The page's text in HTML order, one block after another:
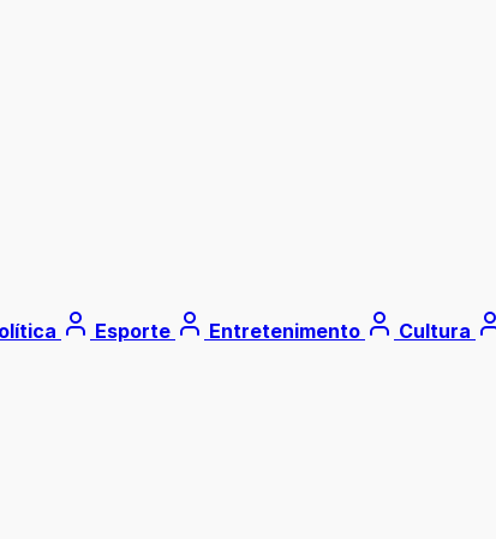
Esporte Entretenimento Cultura